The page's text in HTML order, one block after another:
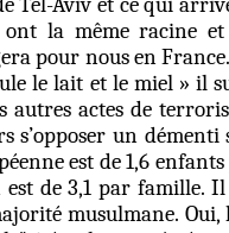
la même racine et
pour nous en
le lait et le miel » il
autres actes de
s’opposer un
est de 1,6
de 3,1 par famille.
musulmane. Oui,